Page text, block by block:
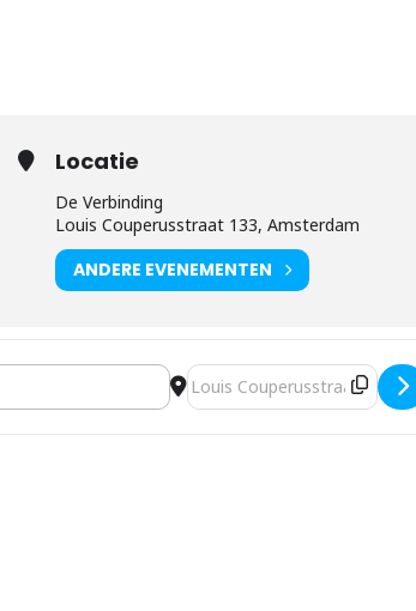
Locatie
De Verbinding
Louis Couperusstraat 133, Amsterdam
ANDERE EVENEMENTEN
Jezus (Pinksteren) [UVfhCvS6K]Bestemmingsadres -